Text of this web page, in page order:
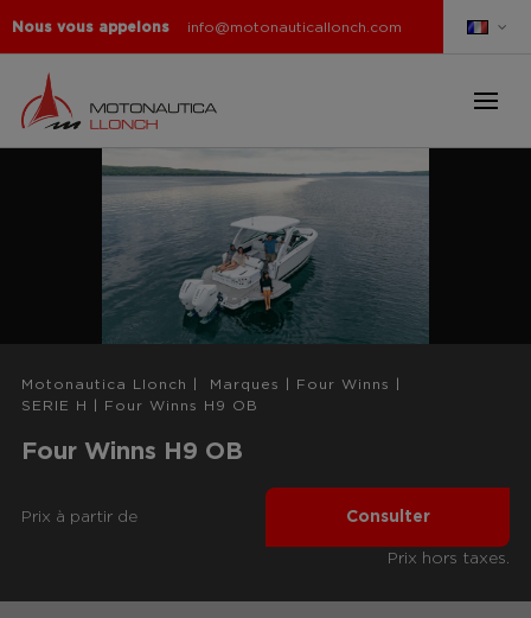
Nous vous appelons info@motonauticallonch.com
Motonautica Llonch Marques Four Winns
SERIE H
Four Winns H9 OB
Four Winns H9 OB
Prix ​​à partir de Consulter
Prix hors taxes.